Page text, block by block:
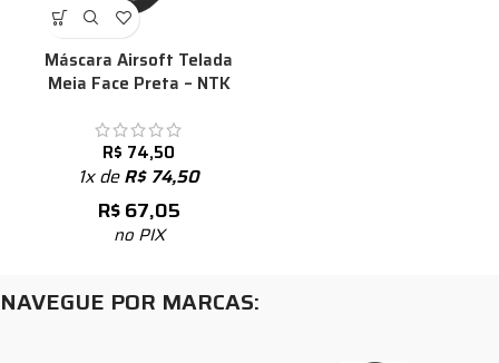
Máscara Airsoft Telada
Meia Face Preta – NTK
R$ 74,50
1x deR$74,50
R$67,05
no PIX
NAVEGUE POR MARCAS: